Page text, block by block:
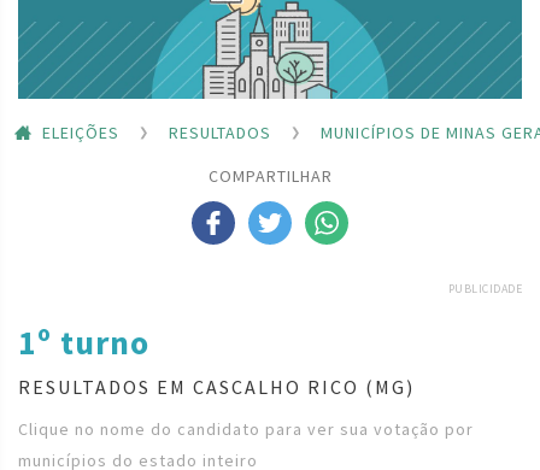
ELEIÇÕES RESULTADOS
MUNICÍPIOS DE MINAS
COMPARTILHAR
PUBLICIDADE
1º turno
RESULTADOS EM CASCALHO RICO (MG)
Clique no nome do candidato para ver sua votação por
municípios do estado inteiro